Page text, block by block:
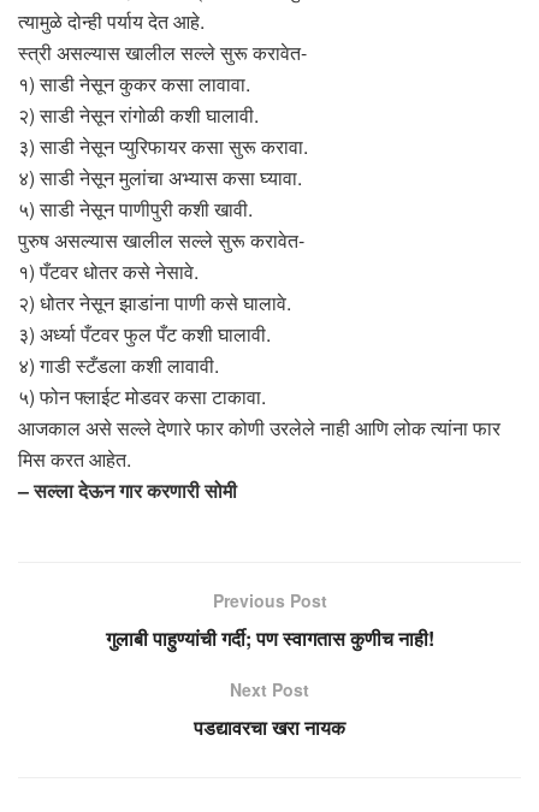
त्यामुळे दोन्ही पर्याय देत आहे.
स्त्री असल्यास खालील सल्ले सुरू करावेत-
१) साडी नेसून कुकर कसा लावावा.
२) साडी नेसून रांगोळी कशी घालावी.
३) साडी नेसून प्युरिफायर कसा सुरू करावा.
४) साडी नेसून मुलांचा अभ्यास कसा घ्यावा.
५) साडी नेसून पाणीपुरी कशी खावी.
पुरुष असल्यास खालील सल्ले सुरू करावेत-
१) पँटवर धोतर कसे नेसावे.
२) धोतर नेसून झाडांना पाणी कसे घालावे.
३) अर्ध्या पँटवर फुल पँट कशी घालावी.
४) गाडी स्टँडला कशी लावावी.
५) फोन फ्लाईट मोडवर कसा टाकावा.
आजकाल असे सल्ले देणारे फार कोणी उरलेले नाही आणि लोक त्यांना फार
मिस करत आहेत.
– सल्ला देऊन गार करणारी सोमी
Previous Post
गुलाबी पाहुण्यांची गर्दी; पण स्वागतास कुणीच नाही!
Next Post
पडद्यावरचा खरा नायक